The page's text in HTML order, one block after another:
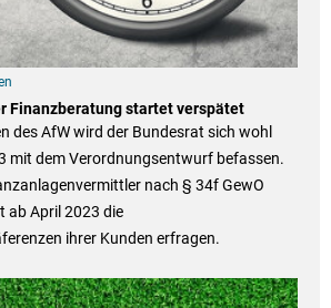
Finanzberatung startet verspätet
des AfW wird der Bundesrat sich wohl
mit dem Verordnungsentwurf befassen.
nach § 34f GewO
ab April 2023 die
ihrer Kunden erfragen.